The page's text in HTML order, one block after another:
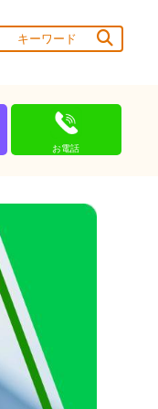
お電話